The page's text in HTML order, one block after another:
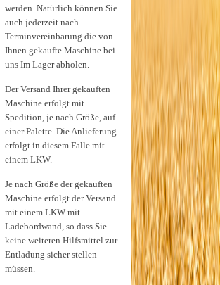
werden. Natürlich können Sie
auch jederzeit nach
Terminvereinbarung die von
Ihnen gekaufte Maschine bei
uns Im Lager abholen.
Der Versand Ihrer gekauften
Maschine erfolgt mit
Spedition, je nach Größe, auf
einer Palette. Die Anlieferung
erfolgt in diesem Falle mit
einem LKW.
Je nach Größe der gekauften
Maschine erfolgt der Versand
mit einem LKW mit
Ladebordwand, so dass Sie
keine weiteren Hilfsmittel zur
Entladung sicher stellen
müssen.